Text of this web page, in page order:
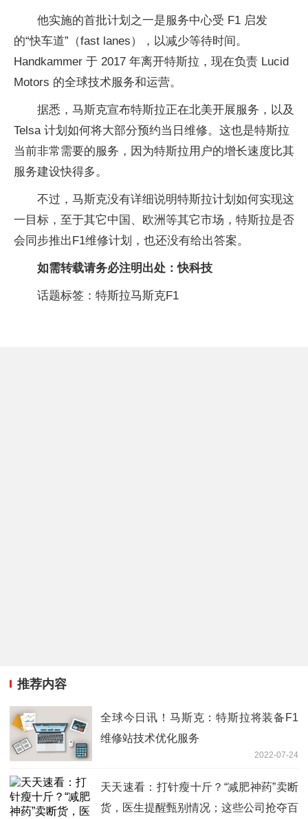
他实施的首批计划之一是服务中心受 F1 启发
的“快车道”（fast lanes），以减少等待时间。
Handkammer 于 2017 年离开特斯拉，现在负责 Lucid
Motors 的全球技术服务和运营。
据悉，马斯克宣布特斯拉正在北美开展服务，以及
Telsa 计划如何将大部分预约当日维修。这也是特斯拉
当前非常需要的服务，因为特斯拉用户的增长速度比其
服务建设快得多。
不过，马斯克没有详细说明特斯拉计划如何实现这
一目标，至于其它中国、欧洲等其它市场，特斯拉是否
会同步推出F1维修计划，也还没有给出答案。
如需转载请务必注明出处：快科技
话题标签：特斯拉马斯克F1
推荐内容
全球今日讯！马斯克：特斯拉将装备F1
维修站技术优化服务
2022-07-24
天天速看：打针瘦十斤？“减肥神药”卖断
货，医生提醒甄别情况；这些公司抢夺百